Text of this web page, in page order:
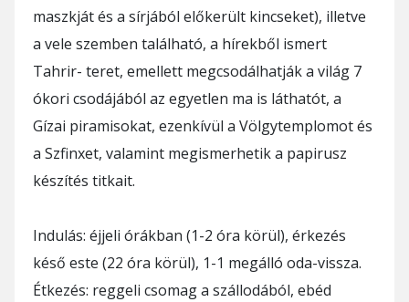
maszkját és a sírjából előkerült kincseket), illetve
a vele szemben található, a hírekből ismert
Tahrir- teret, emellett megcsodálhatják a világ 7
ókori csodájából az egyetlen ma is láthatót, a
Gízai piramisokat, ezenkívül a Völgytemplomot és
a Szfinxet, valamint megismerhetik a papirusz
készítés titkait.
Indulás: éjjeli órákban (1-2 óra körül), érkezés
késő este (22 óra körül), 1-1 megálló oda-vissza.
Étkezés: reggeli csomag a szállodából, ebéd